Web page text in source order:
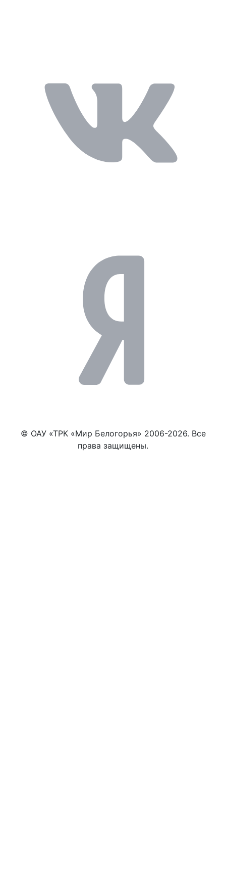
© ОАУ «ТРК «Мир Белогорья» 2006-2026. Все
права защищены.